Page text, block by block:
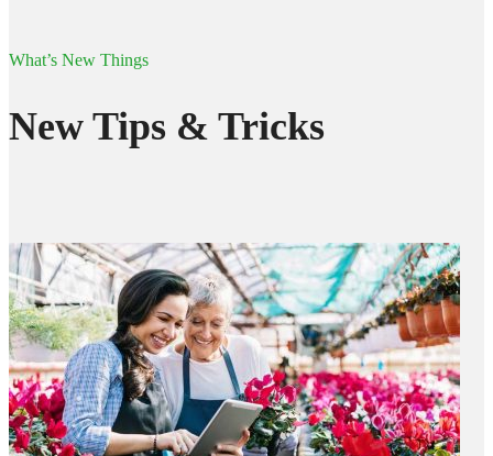
What’s New Things
New Tips & Tricks